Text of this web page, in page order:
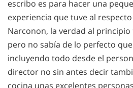
escribo es para hacer una
experiencia que tuve al
Narconon, la verdad al
pero no sabía de lo perfecto
incluyendo todo desde el
director no sin antes decir
cocina unas excelentes